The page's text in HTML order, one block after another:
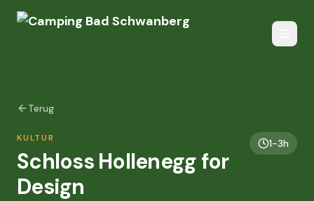
Terug
KULTUR
Schloss Hollenegg for
Design
1-3h